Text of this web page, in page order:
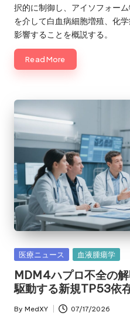
択的に制御し、アイソフォー
を介して白血病細胞増殖、化
影響することを概説する。
Read More
Posted
医療ニュース 血液腫瘍学
MDM4ハプロ不全の
駆動する新規TP53依
Posted
By MedXY 07/17/2026